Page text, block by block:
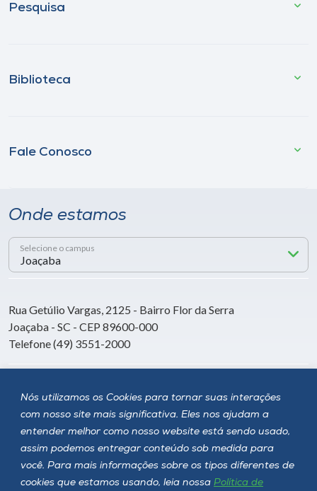
Nós utilizamos os Cookies para tornar suas interações
com nosso site mais significativa. Eles nos ajudam a
entender melhor como nosso website está sendo usado,
assim podemos entregar conteúdo sob medida para
você. Para mais informações sobre os tipos diferentes de
cookies que estamos usando, leia nossa Política de
Pesquisa
Biblioteca
Fale Conosco
Onde estamos
Selecione o campus
Rua Getúlio Vargas, 2125 - Bairro Flor da Serra
Joaçaba - SC - CEP 89600-000
Telefone (49) 3551-2000
Siga a Unoesc